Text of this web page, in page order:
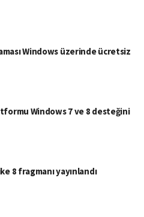
Windows üzerinde ücretsiz
Windows 7 ve 8 desteğini
8 fragmanı yayınlandı